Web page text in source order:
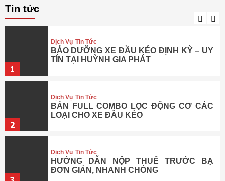
Tin tức
5
1
Dịch Vụ Tin Tức
BẢO DƯỠNG XE ĐẦU KÉO ĐỊNH KỲ – UY
TÍN TẠI HUỲNH GIA PHÁT
2
Dịch Vụ Tin Tức
BÁN FULL COMBO LỌC ĐỘNG CƠ CÁC
LOẠI CHO XE ĐẦU KÉO
Dịch Vụ Tin Tức
HƯỚNG DẪN NỘP THUẾ TRƯỚC BẠ
ĐƠN GIẢN, NHANH CHÓNG